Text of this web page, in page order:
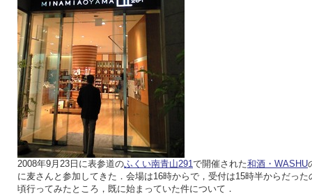
2008年9月23日に表参道のふくい南青山291 で開催された和酒・WASHU
に麦さんと参加してきた．会場は16時からで，受付は15時半からだった
頃行ってみたところ，既に始まっていた件について．